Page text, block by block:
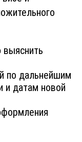
по дальнейшим
и датам новой